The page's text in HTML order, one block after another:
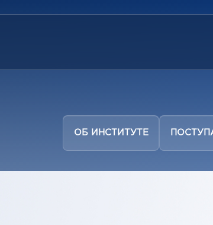
ОБ ИНСТИТУТЕ